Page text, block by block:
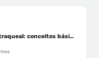
Intubação Orotraqueal: conceitos básicos